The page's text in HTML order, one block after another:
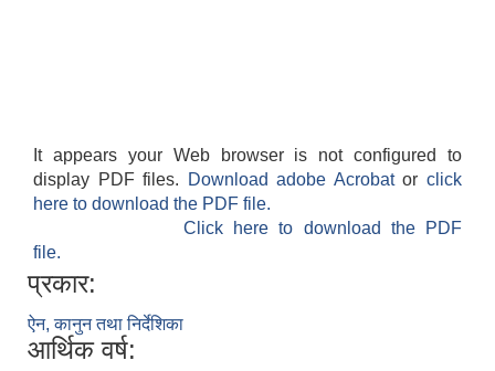
It appears your Web browser is not configured to
display PDF files.
Download adobe Acrobatorclick
here to download the PDF file.
Click here to download the PDF
file.
प्रकार:
ऐन, कानुन तथा निर्देशिका
आर्थिक वर्ष: